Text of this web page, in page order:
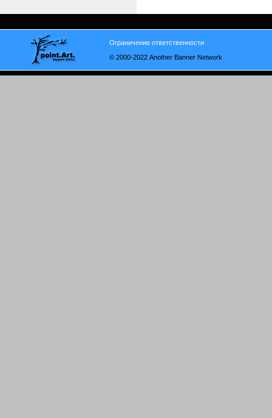
Ограничение ответственности
© 2000-2022 Another Banner Network